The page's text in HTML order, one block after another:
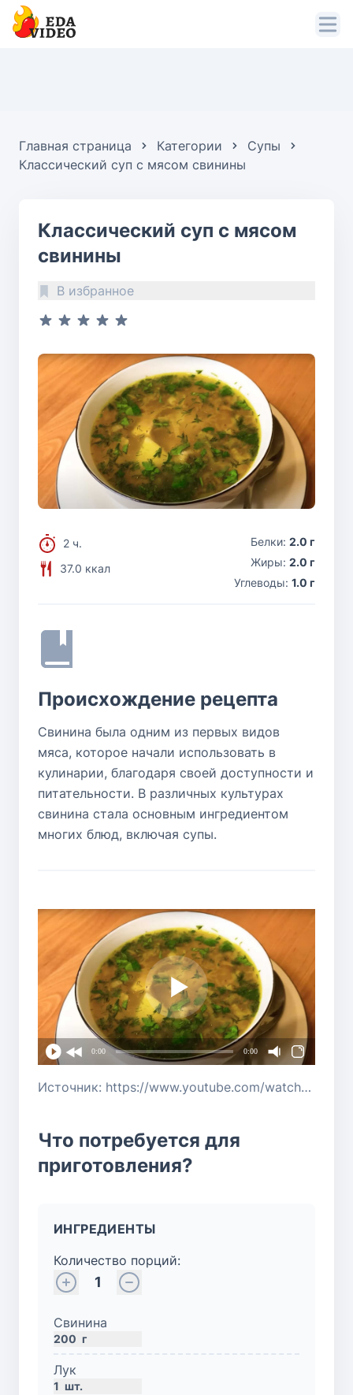
Главная страница Категории
Супы
Классический суп с мясом свинины
Классический суп с мясом
свинины
В избранное
2 ч.
37.0 ккал
Белки: 2.0 г
Жиры: 2.0 г
Углеводы: 1.0 г
Происхождение рецепта
Свинина была одним из первых видов
мяса, которое начали использовать в
кулинарии, благодаря своей доступности и
питательности. В различных культурах
свинина стала основным ингредиентом
многих блюд, включая супы.
0:00 0:00
Источник: https://www.youtube.com/watch?v=k2GI2PeoWPg
Что потребуется для
приготовления?
ИНГРЕДИЕНТЫ
Количество порций:
1
Свинина
200 г
Лук
1 шт.